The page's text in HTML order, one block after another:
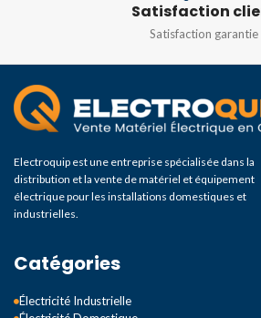
Satisfaction
Satisfaction garantie
Electroquip est une entreprise spécialisée dans la
distribution et la vente de matériel et équipement
électrique pour les installations domestiques et
industrielles.
Catégories
Électricité Industrielle